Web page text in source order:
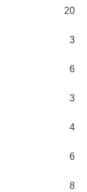
20
3
6
3
4
6
8